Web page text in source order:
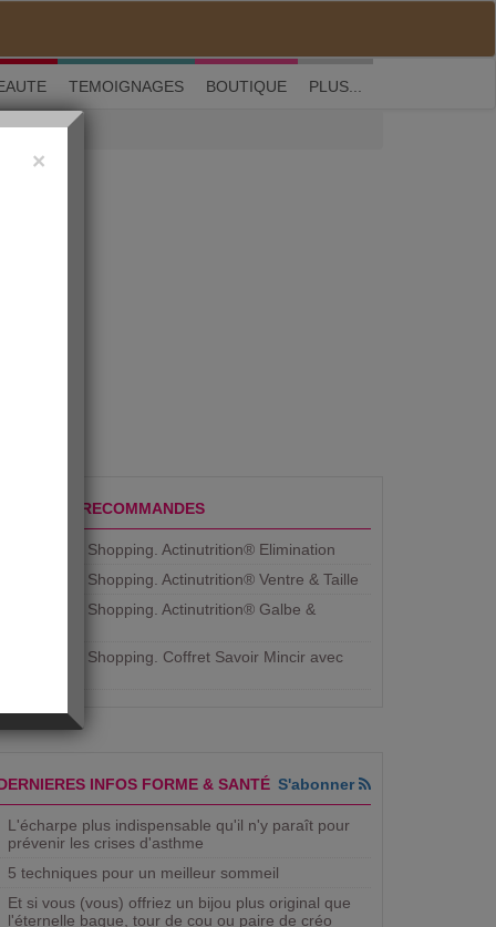
M'inscrire| Me connecter| ? Visite guidée
TEMOIGNAGES BOUTIQUE PLUS...
PRODUITS RECOMMANDES
Aujourdhui Shopping. Actinutrition® Elimination
Aujourdhui Shopping. Actinutrition® Ventre & Taille
Aujourdhui Shopping. Actinutrition® Galbe &
Aujourdhui Shopping. ​Coffret Savoir Mincir avec
INFOS FORME & SANTÉ S'abonner
L'écharpe plus indispensable qu'il n'y paraît pour
prévenir les crises d'asthme
5 techniques pour un meilleur sommeil
Et si vous (vous) offriez un bijou plus original que
l'éternelle bague, tour de cou ou paire de créo
×